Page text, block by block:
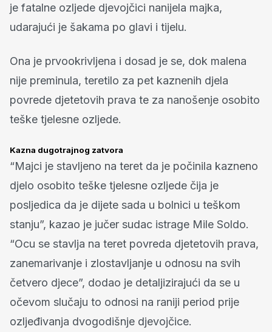
je fatalne ozljede djevojčici nanijela majka,
udarajući je šakama po glavi i tijelu.
Ona je prvookrivljena i dosad je se, dok malena
nije preminula, teretilo za pet kaznenih djela
povrede djetetovih prava te za nanošenje osobito
teške tjelesne ozljede.
Kazna dugotrajnog zatvora
“Majci je stavljeno na teret da je počinila kazneno
djelo osobito teške tjelesne ozljede čija je
posljedica da je dijete sada u bolnici u teškom
stanju”, kazao je jučer sudac istrage Mile Soldo.
“Ocu se stavlja na teret povreda djetetovih prava,
zanemarivanje i zlostavljanje u odnosu na svih
četvero djece”, dodao je detaljizirajući da se u
očevom slučaju to odnosi na raniji period prije
ozljeđivanja dvogodišnje djevojčice.